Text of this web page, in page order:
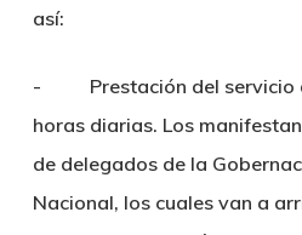
así:
- Prestación del servicio
horas diarias. Los
de delegados de la
Nacional, los cuales van a